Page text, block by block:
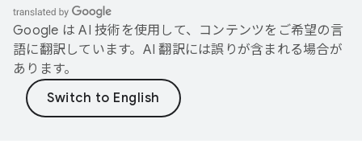
Google は AI 技術を使用して、コンテンツをご希望の言
語に翻訳しています。AI 翻訳には誤りが含まれる場合が
あります。